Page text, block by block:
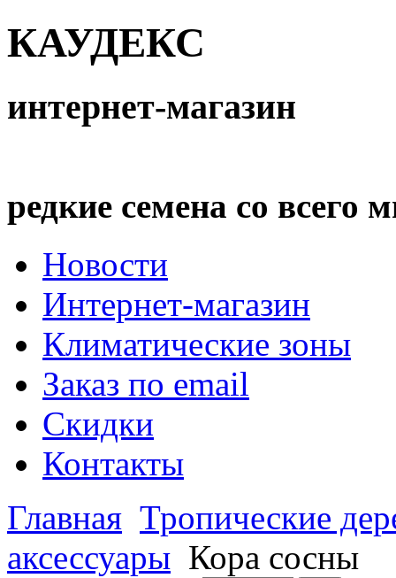
КАУДЕКС
интернет-магазин
редкие семена со всего
Новости
Интернет-магазин
Климатические зоны
Заказ по email
Скидки
Контакты
Главная Тропические
аксессуары Кора сосны